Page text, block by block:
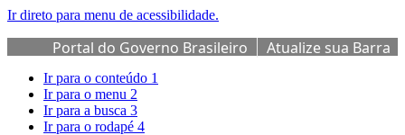
Ir direto para menu de acessibilidade.
Portal do Governo Brasileiro
Atualize sua Barra
de Governo
Ir para o conteúdo 1
Ir para o menu 2
Ir para a busca 3
Ir para o rodapé 4